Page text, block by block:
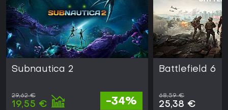
Subnautica 2
29,62 €
19,55 € -34%
Battlefield 6
68,59 €
25,38 €